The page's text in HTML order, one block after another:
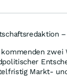
kommenden zwei
Markt-